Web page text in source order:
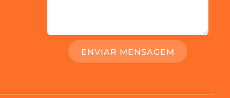
ENVIAR MENSAGEM